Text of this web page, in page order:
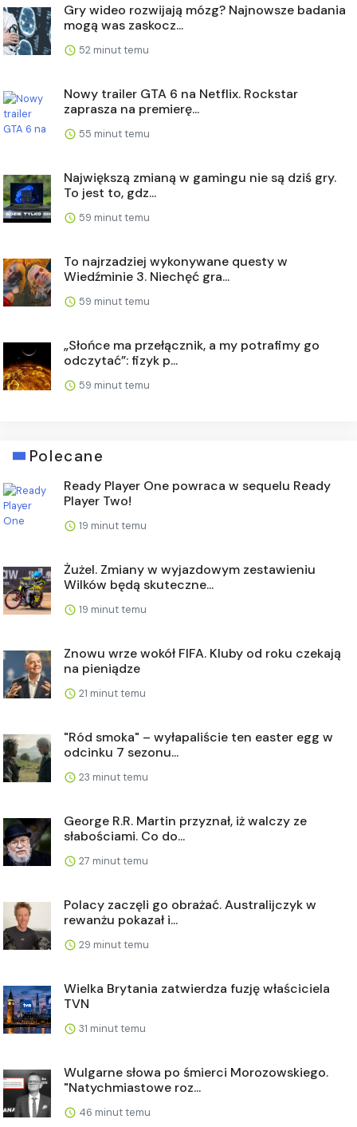
Gry wideo rozwijają mózg? Najnowsze badania
mogą was zaskocz...
52 minut temu
Nowy trailer GTA 6 na Netflix. Rockstar
zaprasza na premierę...
55 minut temu
Największą zmianą w gamingu nie są dziś gry.
To jest to, gdz...
59 minut temu
To najrzadziej wykonywane questy w
Wiedźminie 3. Niechęć gra...
59 minut temu
„Słońce ma przełącznik, a my potrafimy go
odczytać”: fizyk p...
59 minut temu
Polecane
Ready Player One powraca w sequelu Ready
Player Two!
19 minut temu
Żużel. Zmiany w wyjazdowym zestawieniu
Wilków będą skuteczne...
19 minut temu
Znowu wrze wokół FIFA. Kluby od roku czekają
na pieniądze
21 minut temu
"Ród smoka" – wyłapaliście ten easter egg w
odcinku 7 sezonu...
23 minut temu
George R.R. Martin przyznał, iż walczy ze
słabościami. Co do...
27 minut temu
Polacy zaczęli go obrażać. Australijczyk w
rewanżu pokazał i...
29 minut temu
Wielka Brytania zatwierdza fuzję właściciela
TVN
31 minut temu
Wulgarne słowa po śmierci Morozowskiego.
"Natychmiastowe roz...
46 minut temu